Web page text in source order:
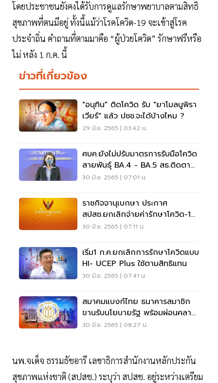
โดยประชาชนยังคงได้รับการดูแลรักษาพยาบาลตามสิทธิ
สุขภาพที่ตนมีอยู่ ทั้งนี้แม้ว่าโรคโควิด-19 จะเข้าสู่โรค
ประจำถิ่น คำถามที่ตามมาคือ “ผู้ป่วยโควิด” รักษาฟรีหรือ
ไม่ หลัง 1 ก.ค. นี้
ข่าวที่เกี่ยวข้อง
"อนุทิน" ติดโควิด รับ "ยาโมลนูพิรา
เวียร์" แล้ว ปชช.จะได้บ้างไหม ?
29 มิ.ย. 2565 | 03:42 น.
ศบค.ยังไม่ปรับมาตรการรับมือโควิด
สายพันธุ์ BA.4 - BA.5 สธ.ติดตาม
ต่อเนื่อง
30 มิ.ย. 2565 | 07:01 น.
ราชกิจจานุเบกษา ประกาศ
สปสช.ยกเลิกจ่ายค่ารักษาโควิด-19
มีผล 1 ก.ค.65
30 มิ.ย. 2565 | 07:11 น.
เริ่ม1 ก.ค.ยกเลิกการรักษาโควิดแบบ
HI- UCEP Plus ใช้ตามสิทธิแทน
30 มิ.ย. 2565 | 07:41 น.
สมาคมแบงก์ไทย ธนาคารสมาชิก
ขานรับนโยบายรัฐ พร้อมผ่อนคลาย
มาตรการโควิด-19
30 มิ.ย. 2565 | 08:27 น.
นพ.จเด็จ ธรรมธัชอารี เลขาธิการสำนักงานหลักประกัน
สุขภาพแห่งชาติ (สปสช.) ระบุว่า สปสช. อยู่ระหว่างเตรียม